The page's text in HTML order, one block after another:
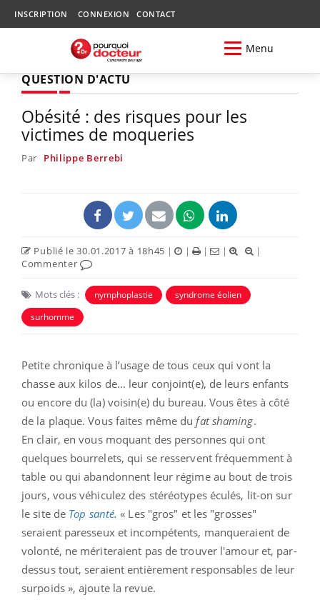
INSCRIPTION CONNEXION CONTACT
Menu
QUESTION D'ACTU
Obésité : des risques pour les
victimes de moqueries
Par Philippe Berrebi
Publié le 30.01.2017 à 18h45 | | | |
|
Commenter
Mots clés : nymphoplastie
syndrome éolien
surhomme
Petite chronique à l’usage de tous ceux qui vont la
chasse aux kilos de… leur conjoint(e), de leurs enfants
ou encore du (la) voisin(e) du bureau. Vous êtes à côté
de la plaque. Vous faites même du fat shaming.
En clair, en vous moquant des personnes qui ont
quelques bourrelets, qui se resservent fréquemment à
table ou qui abandonnent leur régime au bout de trois
jours, vous véhiculez des stéréotypes éculés, lit-on sur
le site de Top santé. « Les "gros" et les "grosses"
seraient paresseux et incompétents, manqueraient de
volonté, ne mériteraient pas de trouver l'amour et, par-
dessus tout, seraient entièrement responsables de leur
surpoids », ajoute la revue.